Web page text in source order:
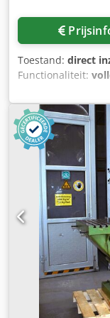
identieke
eencilinder-
directe
verzinken,
Profieldoorsnede:
Profiellengte tot
hoekstaal,
Boorkop: 1,
max.
X-as:
| tandheugel/
automatisch
dubbelwerkend |
contactloos -
- Besturing: Ficep
afstandsdiagnose
(Tekla) | Tafel: 15
Toestand: direct
Functionaliteit:
bedfreesmachine
draaitafel De
Dkedpfx
compleet
geïnstalleerd als
uitgebreide set
inbegrepen.